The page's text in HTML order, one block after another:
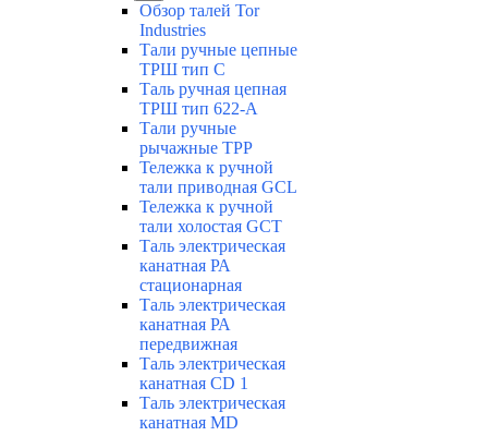
Обзор талей Tor
Industries
Тали ручные цепные
ТРШ тип С
Таль ручная цепная
ТРШ тип 622-А
Тали ручные
рычажные ТРР
Тележка к ручной
тали приводная GCL
Тележка к ручной
тали холостая GCT
Таль электрическая
канатная РА
стационарная
Таль электрическая
канатная РА
передвижная
Таль электрическая
канатная CD 1
Таль электрическая
канатная МD